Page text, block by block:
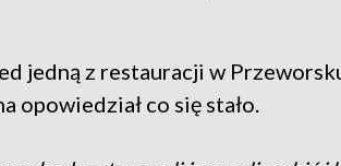
jedną z restauracji w
opowiedział co się stało.